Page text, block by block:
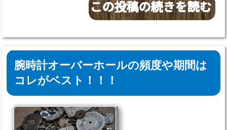
腕時計オーバーホールの頻度や期間は
コレがベスト！！！